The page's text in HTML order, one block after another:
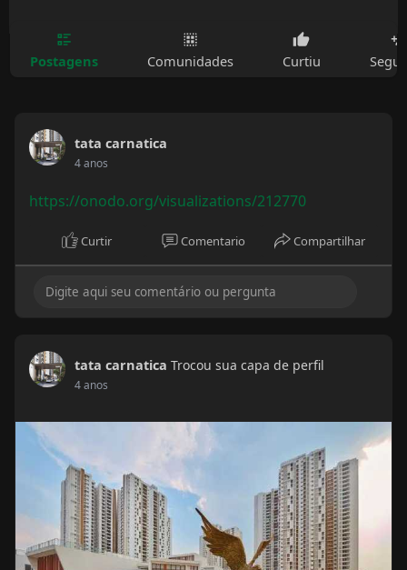
Postagens Comunidades Curtiu
tata carnatica
4 anos
https://onodo.org/visualizations/212770
Curtir Comentario Compartilhar
tata carnatica Trocou sua capa de perfil
4 anos